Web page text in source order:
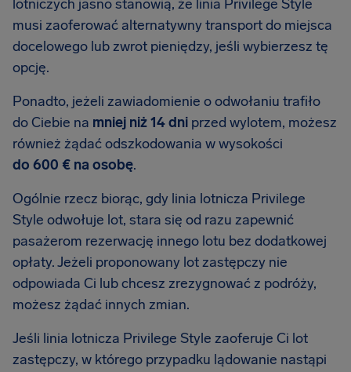
lotniczych jasno stanowią, że linia Privilege Style
musi zaoferować alternatywny transport do miejsca
docelowego lub zwrot pieniędzy, jeśli wybierzesz tę
opcję.
Ponadto, jeżeli zawiadomienie o odwołaniu trafiło
do Ciebie na mniej niż 14 dni przed wylotem, możesz
również żądać odszkodowania w wysokości
do 600 € na osobę.
Ogólnie rzecz biorąc, gdy linia lotnicza Privilege
Style odwołuje lot, stara się od razu zapewnić
pasażerom rezerwację innego lotu bez dodatkowej
opłaty. Jeżeli proponowany lot zastępczy nie
odpowiada Ci lub chcesz zrezygnować z podróży,
możesz żądać innych zmian.
Jeśli linia lotnicza Privilege Style zaoferuje Ci lot
zastępczy, w którego przypadku lądowanie nastąpi